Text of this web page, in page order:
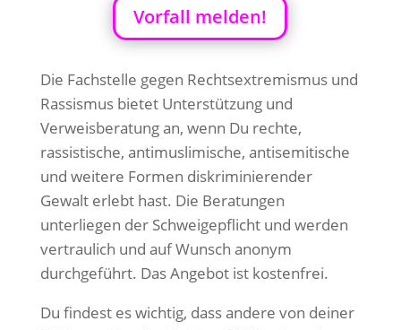
Vorfall melden!
Die Fachstelle gegen Rechtsextremismus und
Rassismus bietet Unterstützung und
Verweisberatung an, wenn Du rechte,
rassistische, antimuslimische, antisemitische
und weitere Formen diskriminierender
Gewalt erlebt hast. Die Beratungen
unterliegen der Schweigepflicht und werden
vertraulich und auf Wunsch anonym
durchgeführt. Das Angebot ist kostenfrei.
Du findest es wichtig, dass andere von deiner